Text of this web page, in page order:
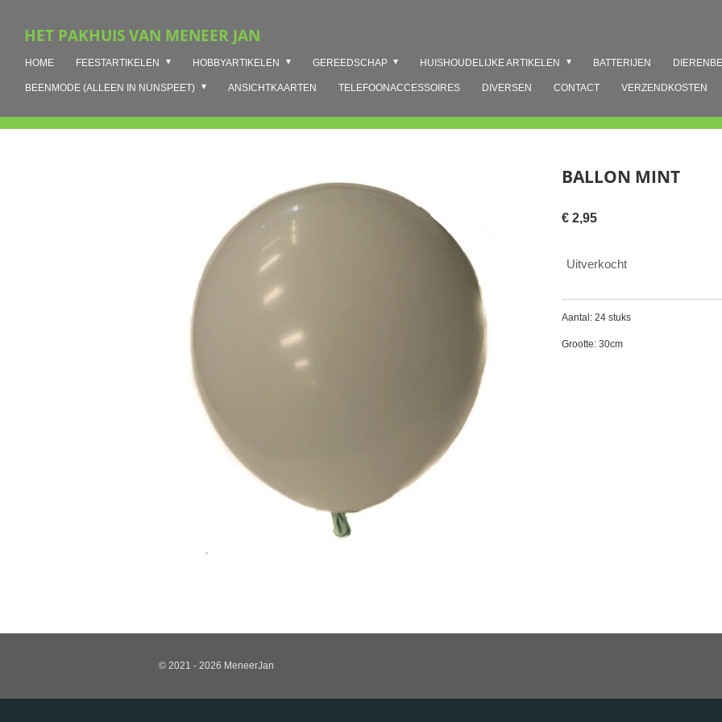
direct
hoofdinhoud
HET PAKHUIS VAN MENEER JAN
HOME FEESTARTIKELEN HOBBYARTIKELEN GEREEDSCHAP HUISHOUDELIJKE ARTIKELEN BATTERIJEN
BEENMODE (ALLEEN IN NUNSPEET) ANSICHTKAARTEN TELEFOONACCESSOIRES DIVERSEN CONTACT VERZENDKOSTEN
BALLON MINT
€ 2,95
Uitverkocht
Aantal: 24 stuks
Grootte: 30cm
© 2021 - 2026 MeneerJan